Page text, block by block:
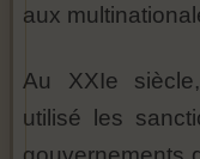
aux
Au XXIe
utilisé les